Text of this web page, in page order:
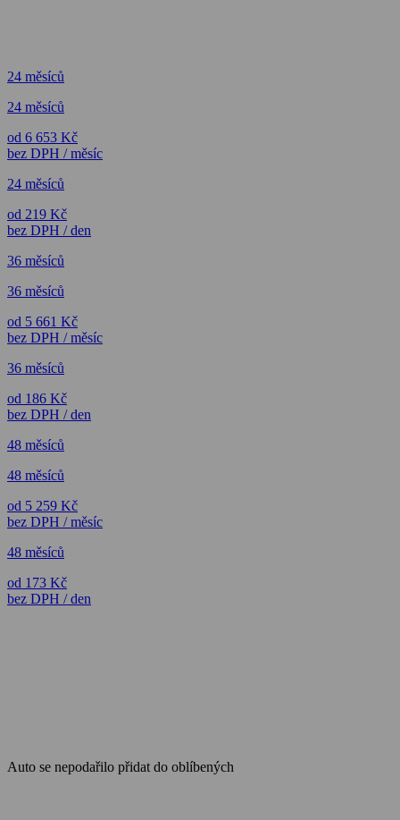
24 měsíců
24 měsíců
od 6 653 Kč
bez DPH / měsíc
24 měsíců
od 219 Kč
bez DPH / den
36 měsíců
36 měsíců
od 5 661 Kč
bez DPH / měsíc
36 měsíců
od 186 Kč
bez DPH / den
48 měsíců
48 měsíců
od 5 259 Kč
bez DPH / měsíc
48 měsíců
od 173 Kč
bez DPH / den
Auto se nepodařilo přidat do oblíbených